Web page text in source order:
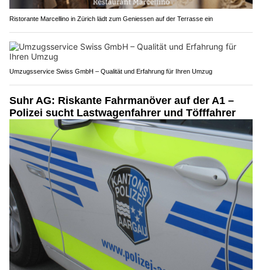
Ristorante Marcellino in Zürich lädt zum Geniessen auf der Terrasse ein
Umzugsservice Swiss GmbH – Qualität und Erfahrung für Ihren Umzug
Suhr AG: Riskante Fahrmanöver auf der A1 –
Polizei sucht Lastwagenfahrer und Töfffahrer